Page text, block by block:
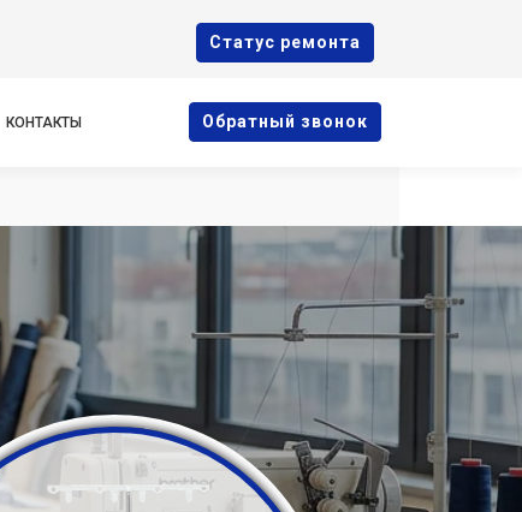
Cтатус ремонта
КОНТАКТЫ Oбратный звонок